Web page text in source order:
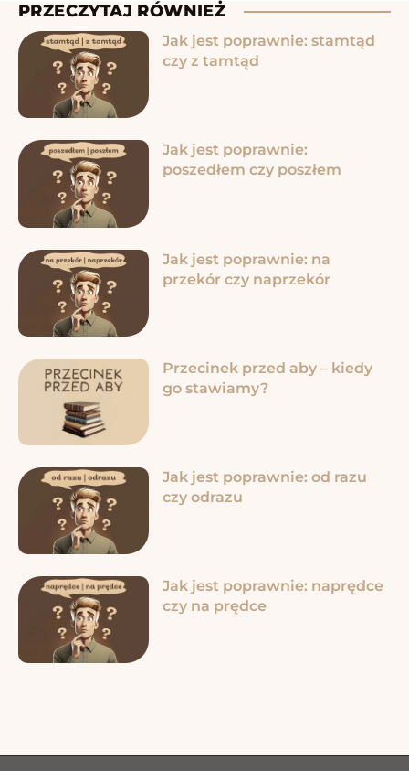
PRZECZYTAJ RÓWNIEŻ
Jak jest poprawnie: stamtąd
czy z tamtąd
Jak jest poprawnie:
poszedłem czy poszłem
Jak jest poprawnie: na
przekór czy naprzekór
Przecinek przed aby – kiedy
go stawiamy?
Jak jest poprawnie: od razu
czy odrazu
Jak jest poprawnie: naprędce
czy na prędce